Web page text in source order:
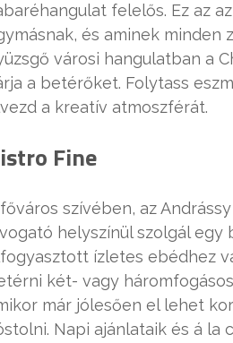
felelős. Ez az
és aminek minden
városi hangulatban a
a betérőket. Folytass
a kreatív atmoszférát.
Fine
szívében, az
helyszínül szolgál
ízletes ebédhez
két- vagy
már jólesően el lehet
Napi ajánlataik és á